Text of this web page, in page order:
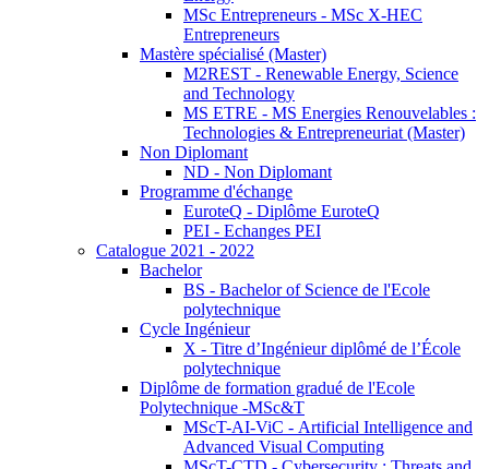
MSc Entrepreneurs - MSc X-HEC
Entrepreneurs
Mastère spécialisé (Master)
M2REST - Renewable Energy, Science
and Technology
MS ETRE - MS Energies Renouvelables :
Technologies & Entrepreneuriat (Master)
Non Diplomant
ND - Non Diplomant
Programme d'échange
EuroteQ - Diplôme EuroteQ
PEI - Echanges PEI
Catalogue 2021 - 2022
Bachelor
BS - Bachelor of Science de l'Ecole
polytechnique
Cycle Ingénieur
X - Titre d’Ingénieur diplômé de l’École
polytechnique
Diplôme de formation gradué de l'Ecole
Polytechnique -MSc&T
MScT-AI-ViC - Artificial Intelligence and
Advanced Visual Computing